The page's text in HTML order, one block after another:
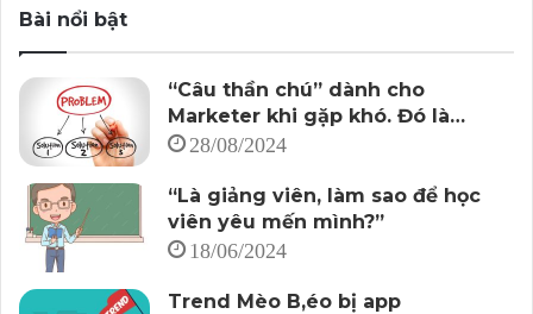
Bài nổi bật
“Câu thần chú” dành cho
Marketer khi gặp khó. Đó là…
28/08/2024
“Là giảng viên, làm sao để học
viên yêu mến mình?”
18/06/2024
Trend Mèo B,éo bị app